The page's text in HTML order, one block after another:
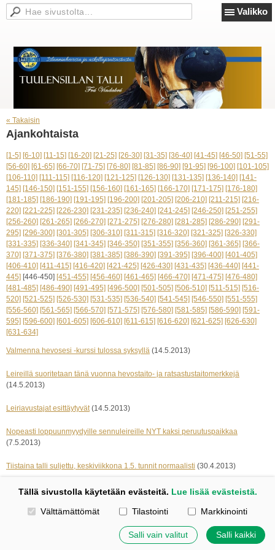
Valikko
« Takaisin
Ajankohtaista
[1-5] [6-10] [11-15] [16-20] [21-25] [26-30] [31-35] [36-40] [41-45] [46-50] [51-55]
[56-60] [61-65] [66-70] [71-75] [76-80] [81-85] [86-90] [91-95] [96-100] [101-105]
[106-110] [111-115] [116-120] [121-125] [126-130] [131-135] [136-140] [141-
145] [146-150] [151-155] [156-160] [161-165] [166-170] [171-175] [176-180]
[181-185] [186-190] [191-195] [196-200] [201-205] [206-210] [211-215] [216-
220] [221-225] [226-230] [231-235] [236-240] [241-245] [246-250] [251-255]
[256-260] [261-265] [266-270] [271-275] [276-280] [281-285] [286-290] [291-
295] [296-300] [301-305] [306-310] [311-315] [316-320] [321-325] [326-330]
[331-335] [336-340] [341-345] [346-350] [351-355] [356-360] [361-365] [366-
370] [371-375] [376-380] [381-385] [386-390] [391-395] [396-400] [401-405]
[406-410] [411-415] [416-420] [421-425] [426-430] [431-435] [436-440] [441-
445] [446-450] [451-455] [456-460] [461-465] [466-470] [471-475] [476-480]
[481-485] [486-490] [491-495] [496-500] [501-505] [506-510] [511-515] [516-
520] [521-525] [526-530] [531-535] [536-540] [541-545] [546-550] [551-555]
[556-560] [561-565] [566-570] [571-575] [576-580] [581-585] [586-590] [591-
595] [596-600] [601-605] [606-610] [611-615] [616-620] [621-625] [626-630]
[631-634]
Valmenna hevosesi -kurssi tulossa syksyllä (14.5.2013)
Leireillä suoritetaan tänä vuonna hevostaito- ja ratsastustaitomerkkejä
(14.5.2013)
Leiriavustajat esittäytyvät (14.5.2013)
Nopeasti loppuunmyydyille sennuleireille NYT kaksi peruutuspaikkaa
(7.5.2013)
Tiistaina talli suljettu, keskiviikkona 1.5. tunnit normaalisti (30.4.2013)
« edelliset 5 seuraavat 5 »
Evästeet
Tällä sivustolla käytetään evästeitä. Lue lisää evästeistä.
Valitse käytettävät evästeet
Välttämättömät Tilastointi Markkinointi
Salli vain valitut Salli kaikki